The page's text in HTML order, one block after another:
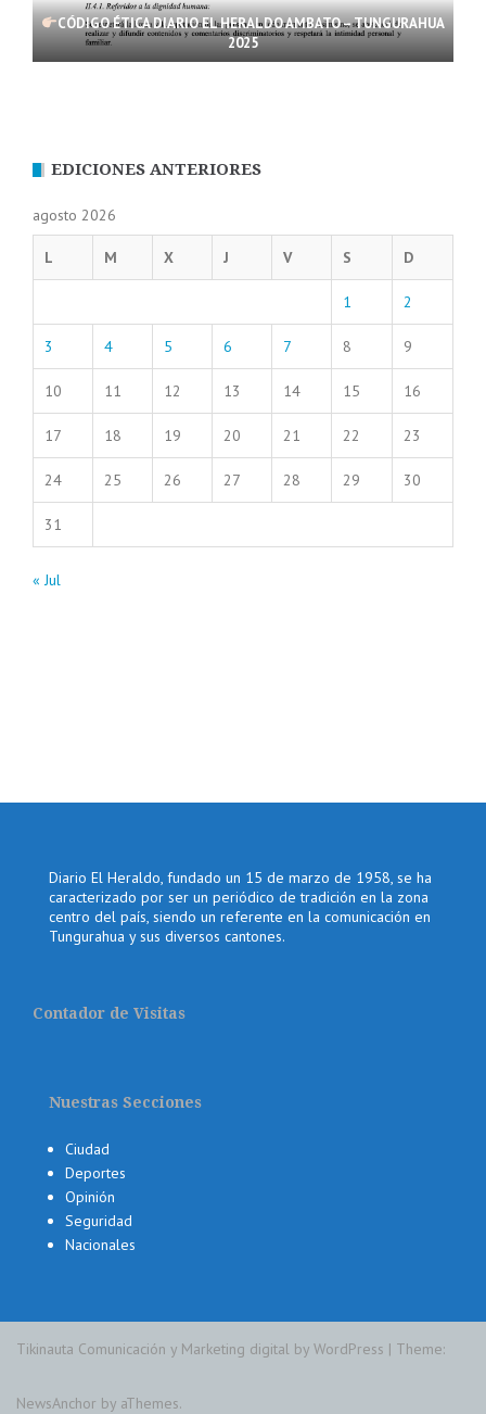
CÓDIGO ÉTICA DIARIO EL HERALDO AMBATO – TUNGURAHUA
2025
EDICIONES ANTERIORES
agosto 2026
L M X J V S D
1 2
3 4 5 6 7 8 9
10 11 12 13 14 15 16
17 18 19 20 21 22 23
24 25 26 27 28 29 30
31
« Jul
Diario El Heraldo, fundado un 15 de marzo de 1958, se ha
caracterizado por ser un periódico de tradición en la zona
centro del país, siendo un referente en la comunicación en
Tungurahua y sus diversos cantones.
Contador de Visitas
Nuestras Secciones
Ciudad
Deportes
Opinión
Seguridad
Nacionales
Tikinauta Comunicación y Marketing digital by WordPress | Theme:
NewsAnchor by aThemes.